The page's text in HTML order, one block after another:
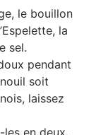
le bouillon
la
sel.
pendant
soit
laissez
les en deux,